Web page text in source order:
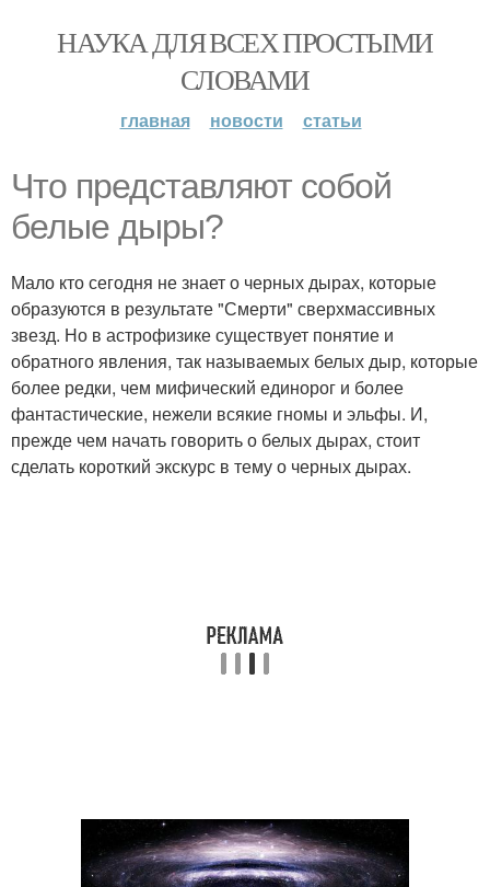
НАУКА ДЛЯ ВСЕХ ПРОСТЫМИ
СЛОВАМИ
главная новости статьи
Что представляют собой
белые дыры?
Мало кто сегодня не знает о черных дырах, которые
образуются в результате "Смерти" сверхмассивных
звезд. Но в астрофизике существует понятие и
обратного явления, так называемых белых дыр, которые
более редки, чем мифический единорог и более
фантастические, нежели всякие гномы и эльфы. И,
прежде чем начать говорить о белых дырах, стоит
сделать короткий экскурс в тему о черных дырах.